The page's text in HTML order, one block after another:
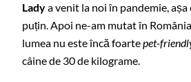
Ladya venit la noi în pandemie,
puțin. Apoi ne-am mutat în
lumea nu este încă foartepet-
câine de 30 de kilograme.